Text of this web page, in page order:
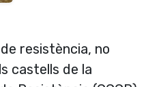
resistència, no
castells de la